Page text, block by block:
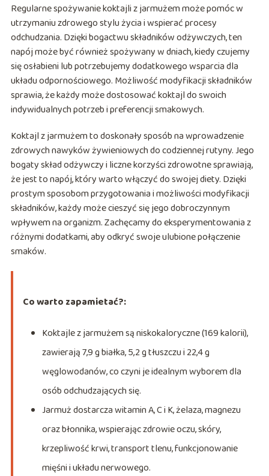
Regularne spożywanie koktajli z jarmużem może pomóc w
utrzymaniu zdrowego stylu życia i wspierać procesy
odchudzania. Dzięki bogactwu składników odżywczych, ten
napój może być również spożywany w dniach, kiedy czujemy
się osłabieni lub potrzebujemy dodatkowego wsparcia dla
układu odpornościowego. Możliwość modyfikacji składników
sprawia, że każdy może dostosować koktajl do swoich
indywidualnych potrzeb i preferencji smakowych.
Koktajl z jarmużem to doskonały sposób na wprowadzenie
zdrowych nawyków żywieniowych do codziennej rutyny. Jego
bogaty skład odżywczy i liczne korzyści zdrowotne sprawiają,
że jest to napój, który warto włączyć do swojej diety. Dzięki
prostym sposobom przygotowania i możliwości modyfikacji
składników, każdy może cieszyć się jego dobroczynnym
wpływem na organizm. Zachęcamy do eksperymentowania z
różnymi dodatkami, aby odkryć swoje ulubione połączenie
smaków.
Co warto zapamietać?:
Koktajle z jarmużem są niskokaloryczne (169 kalorii),
zawierają 7,9 g białka, 5,2 g tłuszczu i 22,4 g
węglowodanów, co czyni je idealnym wyborem dla
osób odchudzających się.
Jarmuż dostarcza witamin A, C i K, żelaza, magnezu
oraz błonnika, wspierając zdrowie oczu, skóry,
krzepliwość krwi, transport tlenu, funkcjonowanie
mięśni i układu nerwowego.